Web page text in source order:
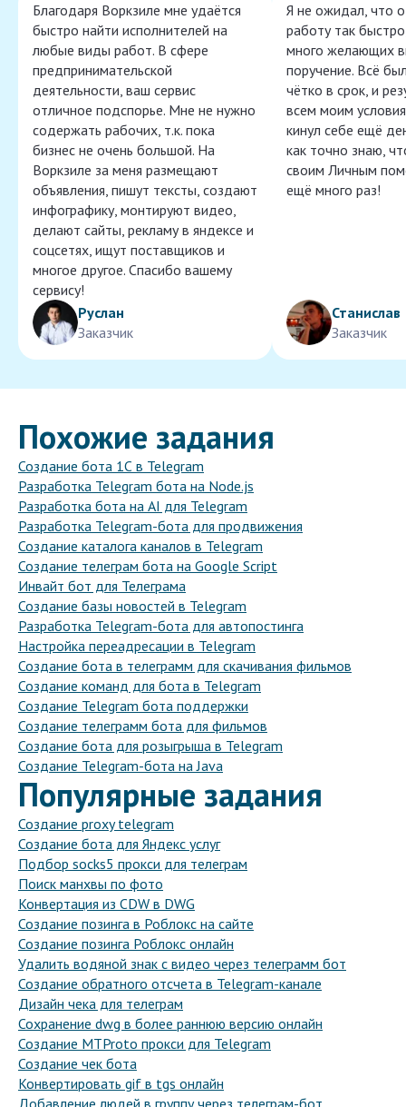
Благодаря Воркзиле мне удаётся
быстро найти исполнителей на
любые виды работ. В сфере
предпринимательской
деятельности, ваш сервис
отличное подспорье. Мне не нужно
содержать рабочих, т.к. пока
бизнес не очень большой. На
Воркзиле за меня размещают
объявления, пишут тексты, создают
инфографику, монтируют видео,
делают сайты, рекламу в яндексе и
соцсетях, ищут поставщиков и
многое другое. Спасибо вашему
сервису!
Руслан
Заказчик
Я не ожидал, что
работу так
много желающих
поручение. Всё
чётко в срок, и
всем моим
кинул себе ещё
как точно знаю,
своим Личным
ещё много раз!
Станислав
Заказчик
Похожие задания
Создание бота 1С в Telegram
Разработка Telegram бота на Node.js
Разработка бота на AI для Telegram
Разработка Telegram-бота для продвижения
Создание каталога каналов в Telegram
Создание телеграм бота на Google Script
Инвайт бот для Телеграма
Создание базы новостей в Telegram
Разработка Telegram-бота для автопостинга
Настройка переадресации в Telegram
Создание бота в телеграмм для скачивания фильмов
Создание команд для бота в Telegram
Создание Telegram бота поддержки
Создание телеграмм бота для фильмов
Создание бота для розыгрыша в Telegram
Создание Telegram-бота на Java
Популярные задания
Создание proxy telegram
Создание бота для Яндекс услуг
Подбор socks5 прокси для телеграм
Поиск манхвы по фото
Конвертация из CDW в DWG
Создание позинга в Роблокс на сайте
Создание позинга Роблокс онлайн
Удалить водяной знак с видео через телеграмм бот
Создание обратного отсчета в Telegram-канале
Дизайн чека для телеграм
Сохранение dwg в более раннюю версию онлайн
Создание MTProto прокси для Telegram
Создание чек бота
Конвертировать gif в tgs онлайн